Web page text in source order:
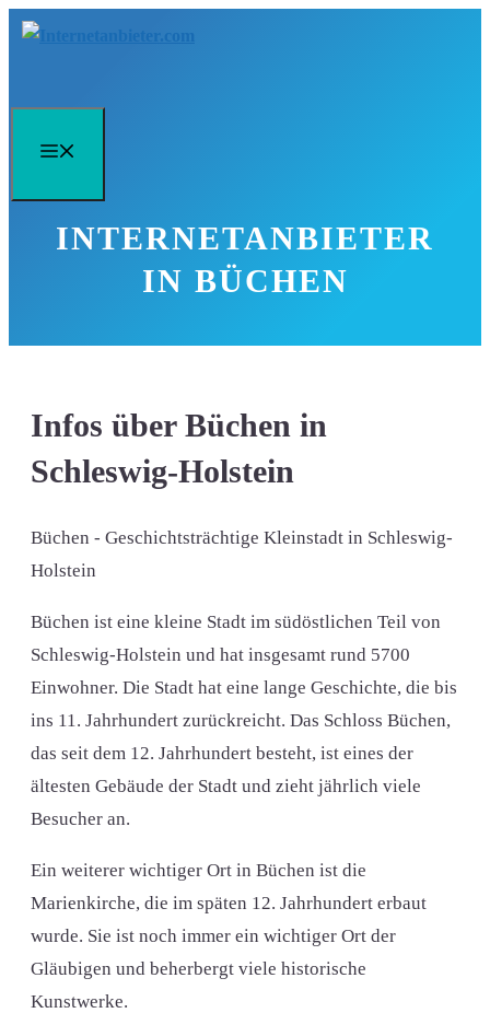
Zum
INTERNETANBIETER
IN BÜCHEN
Infos über Büchen in
Schleswig-Holstein
Büchen - Geschichtsträchtige Kleinstadt in Schleswig-
Holstein
Büchen ist eine kleine Stadt im südöstlichen Teil von
Schleswig-Holstein und hat insgesamt rund 5700
Einwohner. Die Stadt hat eine lange Geschichte, die bis
ins 11. Jahrhundert zurückreicht. Das Schloss Büchen,
das seit dem 12. Jahrhundert besteht, ist eines der
ältesten Gebäude der Stadt und zieht jährlich viele
Besucher an.
Ein weiterer wichtiger Ort in Büchen ist die
Marienkirche, die im späten 12. Jahrhundert erbaut
wurde. Sie ist noch immer ein wichtiger Ort der
Gläubigen und beherbergt viele historische
Kunstwerke.